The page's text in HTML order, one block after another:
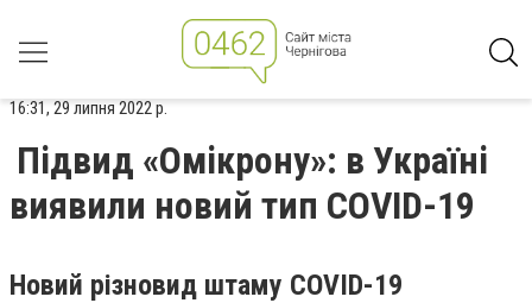
16:31, 29 липня 2022 р.
Підвид «Омікрону»: в Україні
виявили новий тип COVID-19
Новий різновид штаму COVID-19